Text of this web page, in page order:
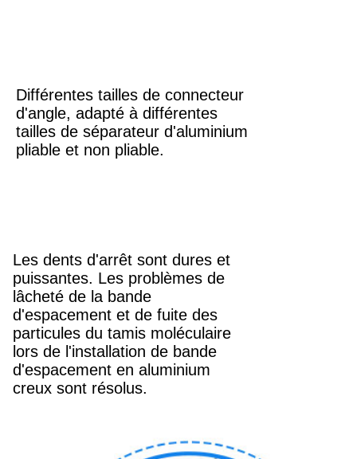
Différentes tailles de connecteur
d'angle, adapté à différentes
tailles de séparateur d'aluminium
pliable et non pliable.
Les dents d'arrêt sont dures et
puissantes. Les problèmes de
lâcheté de la bande
d'espacement et de fuite des
particules du tamis moléculaire
lors de l'installation de bande
d'espacement en aluminium
creux sont résolus.